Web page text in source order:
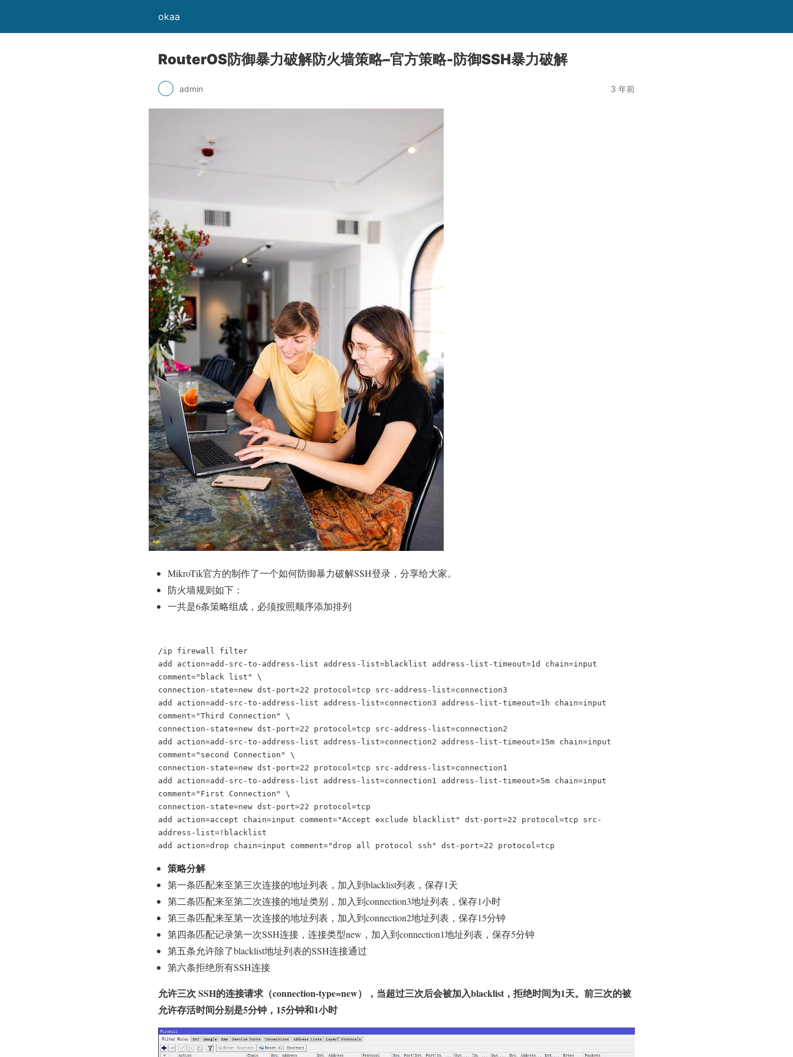
okaa
RouterOS防御暴力破解防火墙策略–官方策略-防御SSH暴力破解
admin 3 年前
MikroTik官方的制作了一个如何防御暴力破解SSH登录，分享给大家。
防火墙规则如下：
一共是6条策略组成，必须按照顺序添加排列
/ip firewall filter
add action=add-src-to-address-list address-list=blacklist address-list-timeout=1d chain=input
comment="black list" \
connection-state=new dst-port=22 protocol=tcp src-address-list=connection3
add action=add-src-to-address-list address-list=connection3 address-list-timeout=1h chain=input
comment="Third Connection" \
connection-state=new dst-port=22 protocol=tcp src-address-list=connection2
add action=add-src-to-address-list address-list=connection2 address-list-timeout=15m chain=input
comment="second Connection" \
connection-state=new dst-port=22 protocol=tcp src-address-list=connection1
add action=add-src-to-address-list address-list=connection1 address-list-timeout=5m chain=input
comment="First Connection" \
connection-state=new dst-port=22 protocol=tcp
add action=accept chain=input comment="Accept exclude blacklist" dst-port=22 protocol=tcp src-
address-list=!blacklist
add action=drop chain=input comment="drop all protocol ssh" dst-port=22 protocol=tcp
策略分解
第一条匹配来至第三次连接的地址列表，加入到blacklist列表，保存1天
第二条匹配来至第二次连接的地址类别，加入到connection3地址列表，保存1小时
第三条匹配来至第一次连接的地址列表，加入到connection2地址列表，保存15分钟
第四条匹配记录第一次SSH连接，连接类型new，加入到connection1地址列表，保存5分钟
第五条允许除了blacklist地址列表的SSH连接通过
第六条拒绝所有SSH连接
允许三次 SSH的连接请求（connection-type=new），当超过三次后会被加入blacklist，拒绝时间为1天。前三次的被
允许存活时间分别是5分钟，15分钟和1小时